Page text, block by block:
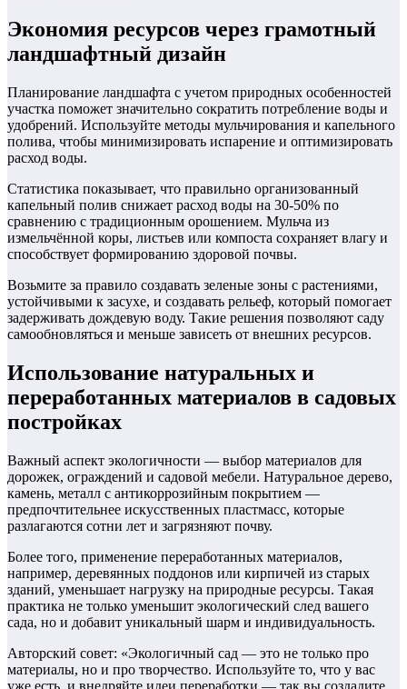
Экономия ресурсов через грамотный
ландшафтный дизайн
Планирование ландшафта с учетом природных особенностей
участка поможет значительно сократить потребление воды и
удобрений. Используйте методы мульчирования и капельного
полива, чтобы минимизировать испарение и оптимизировать
расход воды.
Статистика показывает, что правильно организованный
капельный полив снижает расход воды на 30-50% по
сравнению с традиционным орошением. Мульча из
измельчённой коры, листьев или компоста сохраняет влагу и
способствует формированию здоровой почвы.
Возьмите за правило создавать зеленые зоны с растениями,
устойчивыми к засухе, и создавать рельеф, который помогает
задерживать дождевую воду. Такие решения позволяют саду
самообновляться и меньше зависеть от внешних ресурсов.
Использование натуральных и
переработанных материалов в садовых
постройках
Важный аспект экологичности — выбор материалов для
дорожек, ограждений и садовой мебели. Натуральное дерево,
камень, металл с антикоррозийным покрытием —
предпочтительнее искусственных пластмасс, которые
разлагаются сотни лет и загрязняют почву.
Более того, применение переработанных материалов,
например, деревянных поддонов или кирпичей из старых
зданий, уменьшает нагрузку на природные ресурсы. Такая
практика не только уменьшит экологический след вашего
сада, но и добавит уникальный шарм и индивидуальность.
Авторский совет: «Экологичный сад — это не только про
материалы, но и про творчество. Используйте то, что у вас
уже есть, и внедряйте идеи переработки — так вы создадите